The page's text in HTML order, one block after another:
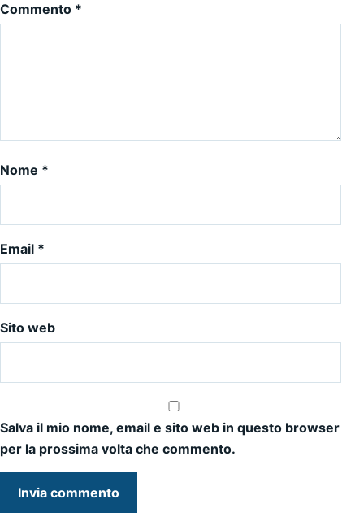
Commento *
Nome *
Email *
Sito web
Salva il mio nome, email e sito web in questo browser
per la prossima volta che commento.